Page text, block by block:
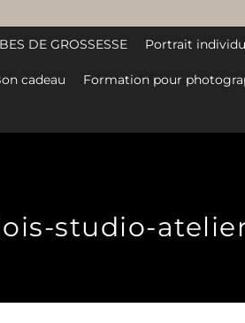
DE GROSSESSE Portrait
cadeau Formation pour
studio-